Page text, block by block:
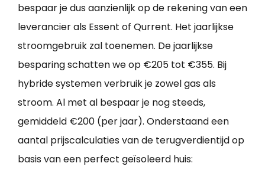
bespaar je dus aanzienlijk op de rekening van een
leverancier als Essent of Qurrent. Het jaarlijkse
stroomgebruik zal toenemen. De jaarlijkse
besparing schatten we op €205 tot €355. Bij
hybride systemen verbruik je zowel gas als
stroom. Al met al bespaar je nog steeds,
gemiddeld €200 (per jaar). Onderstaand een
aantal prijscalculaties van de terugverdientijd op
basis van een perfect geïsoleerd huis: